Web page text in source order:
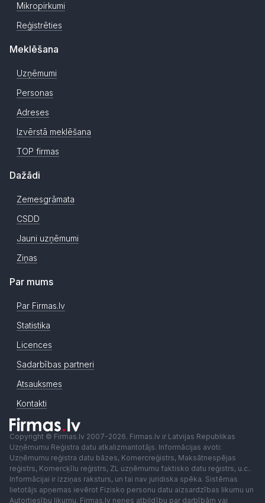
Mikropirkumi
Reģistrēties
Meklēšana
Uzņēmumi
Personas
Adreses
Izvērstā meklēšana
TOP firmas
Dažādi
Zemesgrāmata
CSDD
Jauni uzņēmumi
Ziņas
Par mums
Par Firmas.lv
Statistika
Licences
Sadarbības partneri
Atsauksmes
Kontakti
Copyright © Firmas.lv 2007-2026. Firmas.lv ir Latvijas Republikas
Uzņēmumu Reģistra datu atkalizmantotājs. Informācijas avoti:
Uzņēmumu reģistra datu bāzes, Komercreģistrs, Maksātnespējas
reģistrs, Komercķīlu reģistrs, ZL uzņēmumu faktisko datu reģistrs, u.c..
Informācijai ir izziņas raksturs, un tai nav juridiska spēka. Sistēmas
lietotājs apņemas ievērot Fizisko personu datu aizsardzības likumu un
Autortiesību likumu. Firmas.lv nenes atbildību par darbībām vai